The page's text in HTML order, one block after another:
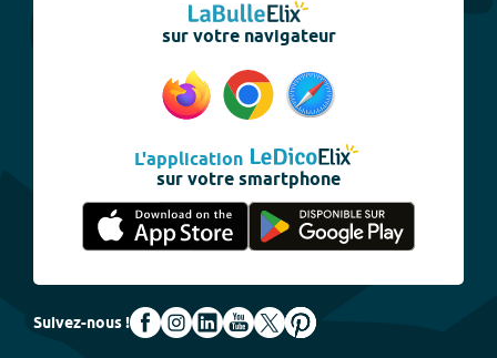
sur votre navigateur
L'application
sur votre smartphone
Suivez-nous !